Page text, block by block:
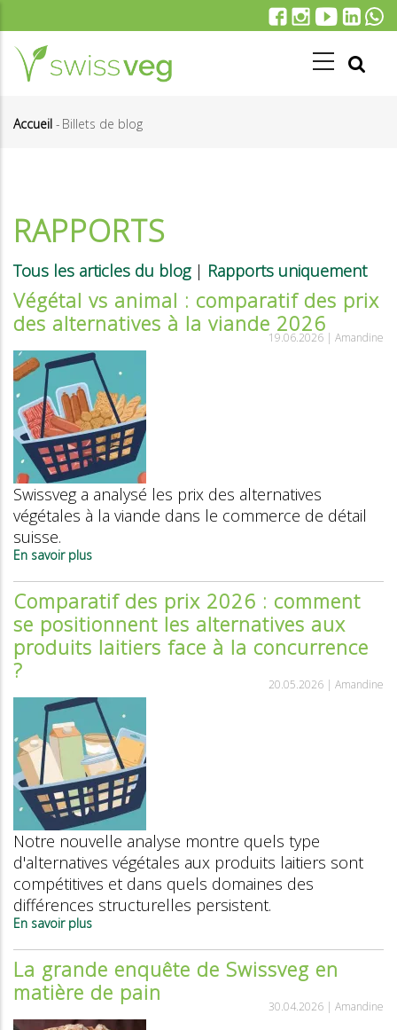
au
contenu
principal
Accueil - Billets de blog
RAPPORTS
Tous les articles du blog| Rapports uniquement
Végétal vs animal : comparatif des prix
des alternatives à la viande 2026
19.06.2026 | Amandine
Swissveg a analysé les prix des alternatives
végétales à la viande dans le commerce de détail
suisse.
En savoir plus
vs
animal
:
comparatif
des
alternatives
à
la
viande
2026
Comparatif des prix 2026 : comment
se positionnent les alternatives aux
produits laitiers face à la concurrence
?
20.05.2026 | Amandine
Notre nouvelle analyse montre quels type
d'alternatives végétales aux produits laitiers sont
compétitives et dans quels domaines des
différences structurelles persistent.
En savoir plus
des
prix
2026
:
comment
La grande enquête de Swissveg en
matière de pain
30.04.2026 | Amandine